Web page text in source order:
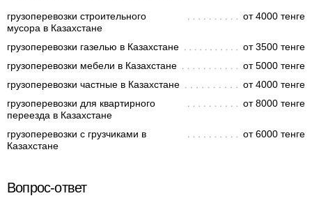
грузоперевозки строительного
мусора в Казахстане
от 4000 тенге
грузоперевозки газелью в Казахстане
от 3500 тенге
грузоперевозки мебели в Казахстане
от 5000 тенге
грузоперевозки частные в Казахстане
от 4000 тенге
грузоперевозки для квартирного
переезда в Казахстане
от 8000 тенге
грузоперевозки с грузчиками в
Казахстане
от 6000 тенге
Вопрос-ответ